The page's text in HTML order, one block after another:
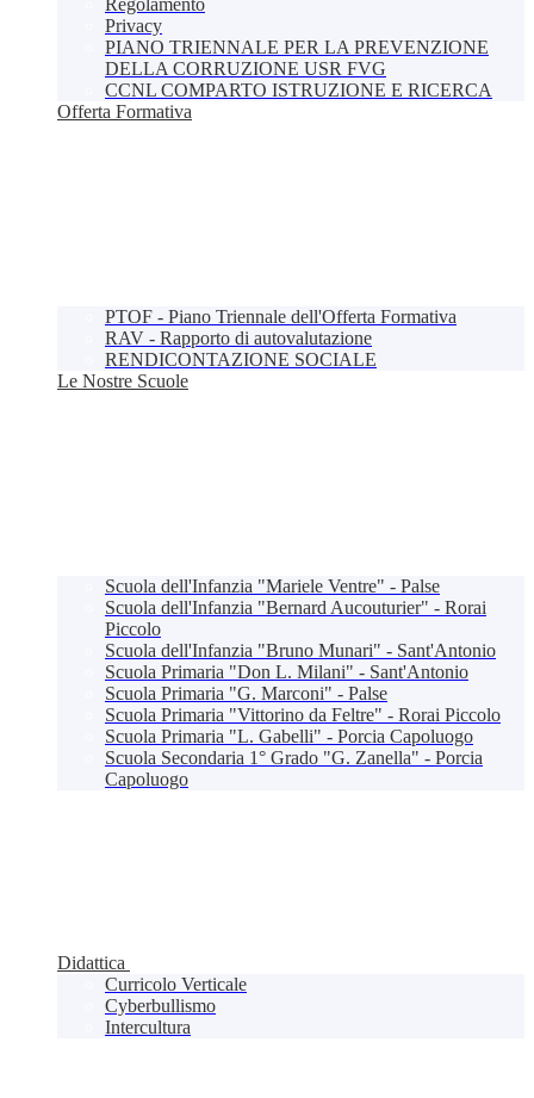
Regolamento
Privacy
PIANO TRIENNALE PER LA PREVENZIONE
DELLA CORRUZIONE USR FVG
CCNL COMPARTO ISTRUZIONE E RICERCA
Offerta Formativa
PTOF - Piano Triennale dell'Offerta Formativa
RAV - Rapporto di autovalutazione
RENDICONTAZIONE SOCIALE
Le Nostre Scuole
Scuola dell'Infanzia "Mariele Ventre" - Palse
Scuola dell'Infanzia "Bernard Aucouturier" - Rorai
Piccolo
Scuola dell'Infanzia "Bruno Munari" - Sant'Antonio
Scuola Primaria "Don L. Milani" - Sant'Antonio
Scuola Primaria "G. Marconi" - Palse
Scuola Primaria "Vittorino da Feltre" - Rorai Piccolo
Scuola Primaria "L. Gabelli" - Porcia Capoluogo
Scuola Secondaria 1° Grado "G. Zanella" - Porcia
Capoluogo
Didattica
Curricolo Verticale
Cyberbullismo
Intercultura